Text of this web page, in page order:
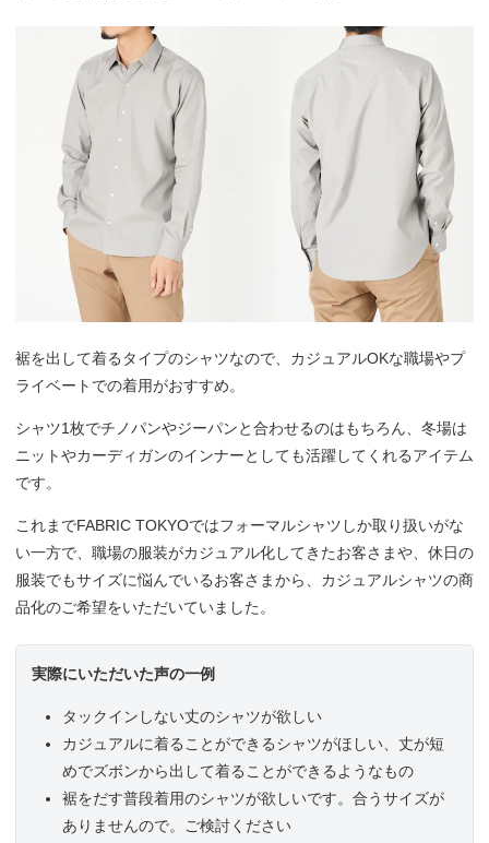
裾を出して着るタイプのシャツなので、カジュアルOKな職場やプ
ライベートでの着用がおすすめ。
シャツ1枚でチノパンやジーパンと合わせるのはもちろん、冬場は
ニットやカーディガンのインナーとしても活躍してくれるアイテム
です。
これまでFABRIC TOKYOではフォーマルシャツしか取り扱いがな
い一方で、職場の服装がカジュアル化してきたお客さまや、休日の
服装でもサイズに悩んでいるお客さまから、カジュアルシャツの商
品化のご希望をいただいていました。
実際にいただいた声の一例
タックインしない丈のシャツが欲しい
カジュアルに着ることができるシャツがほしい、丈が短
めでズボンから出して着ることができるようなもの
裾をだす普段着用のシャツが欲しいです。合うサイズが
ありませんので。ご検討ください